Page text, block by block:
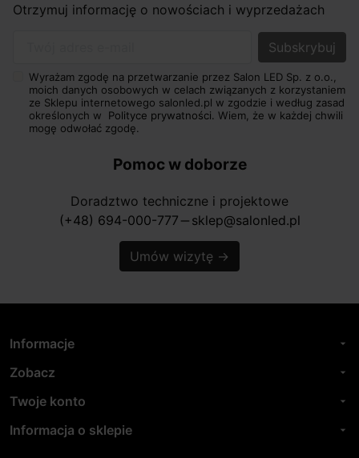
Otrzymuj informację o nowościach i wyprzedażach
Wyrażam zgodę na przetwarzanie przez Salon LED Sp. z o.o.,
moich danych osobowych w celach związanych z korzystaniem
ze Sklepu internetowego salonled.pl w zgodzie i według zasad
określonych w Polityce prywatności. Wiem, że w każdej chwili
mogę odwołać zgodę.
Pomoc w doborze
Doradztwo techniczne i projektowe
(+48) 694-000-777 horizontal_rule sklep@salonled.pl
Umów wizytę →
Informacje arrow_drop_down
Zobacz arrow_drop_down
Twoje konto arrow_drop_down
Informacja o sklepie arrow_drop_down